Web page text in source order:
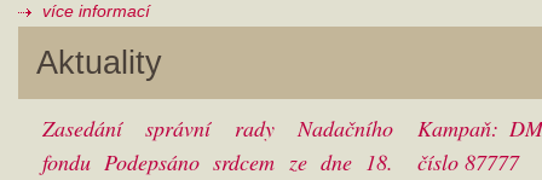
více informací
Aktuality
Zasedání správní rady Nadačního
fondu Podepsáno srdcem ze dne 18.
Kampaň:
číslo 87777